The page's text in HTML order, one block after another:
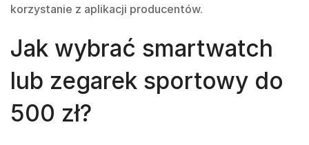
korzystanie z aplikacji producentów.
Jak wybrać smartwatch
lub zegarek sportowy do
500 zł?